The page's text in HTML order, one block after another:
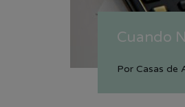
Cuando
Por Casas de